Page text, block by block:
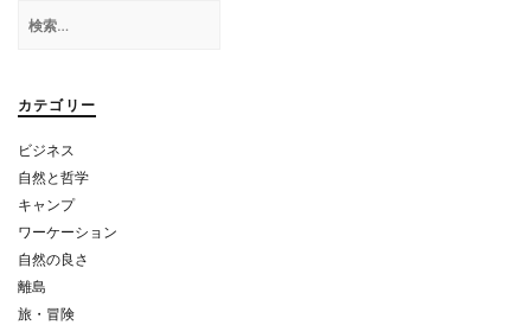
ー
ョ
ン
索:
カテゴリー
ビジネス
自然と哲学
キャンプ
ワーケーション
自然の良さ
離島
旅・冒険